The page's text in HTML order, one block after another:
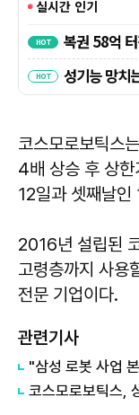
코스모로보틱스
4배 상승 후 상
12일과 셋째날인
2016년 설립된
고령층까지 사용
전문 기업이다.
관련기사
코스모로보틱스,